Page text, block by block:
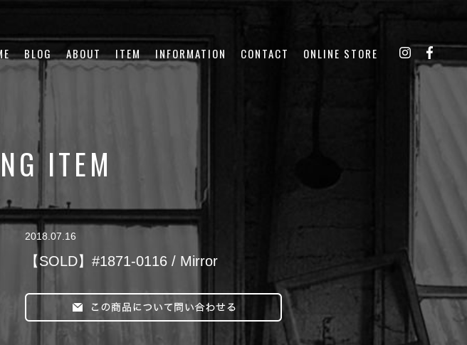
BLOG ABOUT ITEM INFORMATION CONTACT ONLINE STORE
ITEM
2018.07.16
【SOLD】#1871-0116 / Mirror